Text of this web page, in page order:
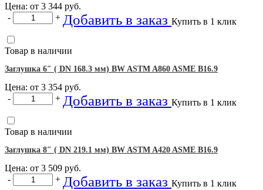
Цена: от 3 344 руб.
-
+ Добавить в заказ Купить в 1 клик
Товар в наличии
Заглушка 6″ ( DN 168.3 мм) BW ASTM A860 ASME B16.9
Цена: от 3 354 руб.
-
+ Добавить в заказ Купить в 1 клик
Товар в наличии
Заглушка 8″ ( DN 219.1 мм) BW ASTM A420 ASME B16.9
Цена: от 3 509 руб.
-
+ Добавить в заказ Купить в 1 клик